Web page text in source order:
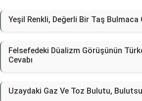
Yeşil Renkli, Değerli Bir Taş Bulmaca
Felsefedeki Düalizm Görüşünün
Cevabı
Uzaydaki Gaz Ve Toz Bulutu,